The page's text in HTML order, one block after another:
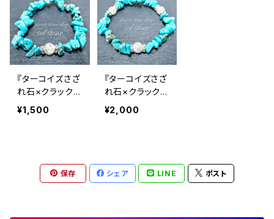
『ターコイズさざ
れ石×クラック水
晶』天然石パワ
ーストーンブレ
¥1,500
『ターコイズさざ
れ石×クラック水
晶３個』天然石
パワーストーン
¥2,000
保存 シェア LINE ポスト